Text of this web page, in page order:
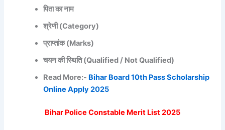
पिता का नाम
श्रेणी (Category)
प्राप्तांक (Marks)
चयन की स्थिति (Qualified / Not Qualified)
Read More:- Bihar Board 10th Pass Scholarship
Online Apply 2025
Bihar Police Constable Merit List 2025